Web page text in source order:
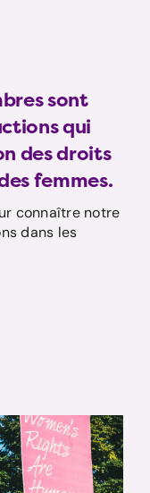
sont
qui
des droits
femmes.
connaître notre
dans les